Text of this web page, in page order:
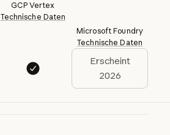
GCP Vertex
Technische Daten
Microsoft Foundry
Technische Daten
Erscheint
2026